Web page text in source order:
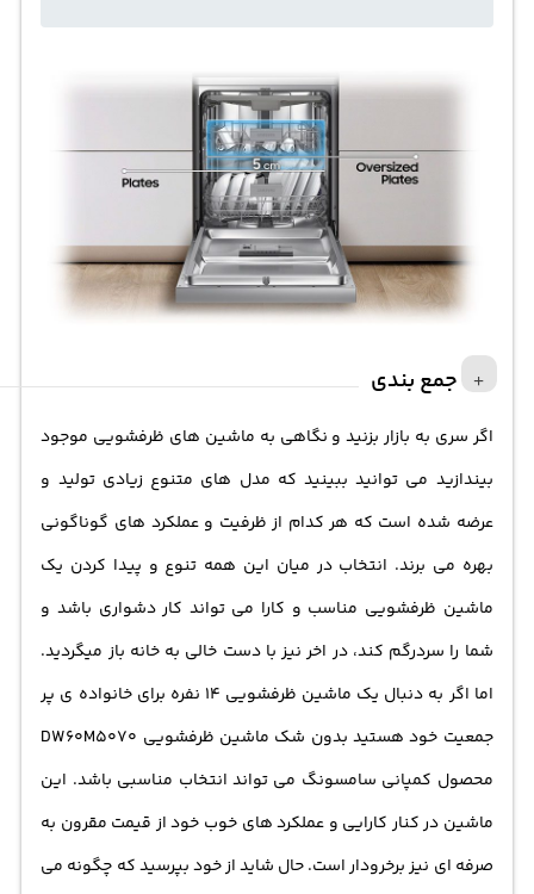
جمع بندی
اگر سری به بازار بزنید و نگاهی به ماشین های ظرفشویی موجود
بیندازید می توانید ببینید که مدل های متنوع زیادی تولید و
عرضه شده است که هر کدام از ظرفیت و عملکرد های گوناگونی
بهره می برند. انتخاب در میان این همه تنوع و پیدا کردن یک
ماشین ظرفشویی مناسب و کارا می تواند کار دشواری باشد و
شما را سردرگم کند، در اخر نیز با دست خالی به خانه باز میگردید.
اما اگر به دنبال یک ماشین ظرفشویی 14 نفره
برای خانواده ی پر
جمعیت خود هستید بدون شک ماشین ظرفشویی DW60M5070
محصول کمپانی سامسونگ می تواند انتخاب مناسبی باشد. این
ماشین در کنار کارایی و عملکرد های خوب خود از قیمت مقرون به
صرفه ای نیز برخرودار است. حال شاید از خود بپرسید که چگونه می